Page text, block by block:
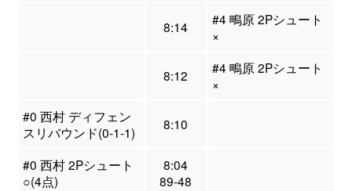
8:14
#4 鴫原 2Pシュート
×
8:12
#4 鴫原 2Pシュート
×
#0 西村 ディフェン
スリバウンド(0-1-1)
8:10
#0 西村 2Pシュート
○(4点)
8:04
89-48